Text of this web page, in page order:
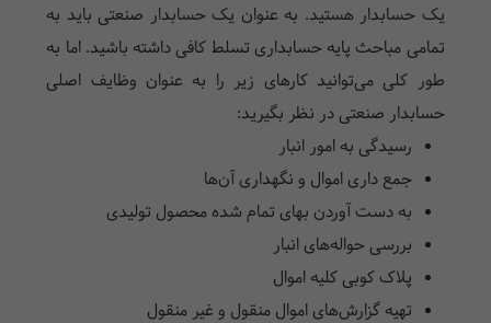
یک حسابدار هستید. به عنوان یک حسابدار صنعتی باید به
تمامی مباحث پایه حسابداری تسلط کافی داشته باشید. اما به
طور کلی می‌توانید کارهای زیر را به عنوان وظایف اصلی
حسابدار صنعتی در نظر بگیرید:
رسیدگی به امور انبار
جمع داری اموال و نگهداری آن‌ها
به دست آوردن بهای تمام شده محصول تولیدی
بررسی حواله‌های انبار
پلاک کوبی کلیه اموال
تهیه گزارش‌های اموال منقول و غیر منقول